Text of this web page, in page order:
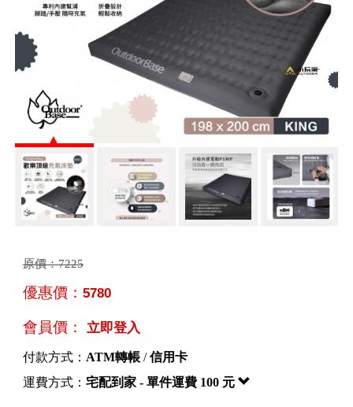
原價：7225
優惠價： 5780
會員價： 立即登入
付款方式： ATM轉帳/信用卡
運費方式： 宅配到家 - 單件運費 100 元